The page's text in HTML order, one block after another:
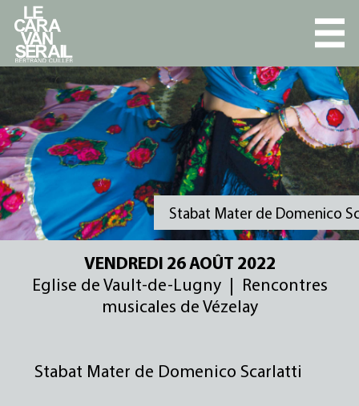
L'ENSEMBLE
PROGRAMMES
AGENDA
DISCOGRAPHIE
PRESSE
VIDÉOS
CONTACTS
Stabat Mater de Domenico
VENDREDI 26 AOÛT 2022
Eglise de Vault-de-Lugny | Rencontres
musicales de Vézelay
Stabat Mater de Domenico Scarlatti